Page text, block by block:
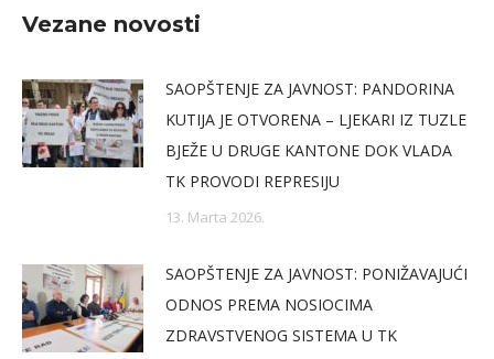
Vezane novosti
SAOPŠTENJE ZA JAVNOST: PANDORINA
KUTIJA JE OTVORENA – LJEKARI IZ TUZLE
BJEŽE U DRUGE KANTONE DOK VLADA
TK PROVODI REPRESIJU
13. Marta 2026.
SAOPŠTENJE ZA JAVNOST: PONIŽAVAJUĆI
ODNOS PREMA NOSIOCIMA
ZDRAVSTVENOG SISTEMA U TK